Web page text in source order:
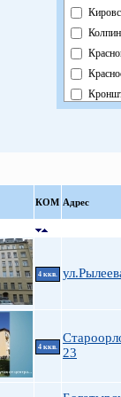
КOМ Адрес
4 ккв.
4 ккв.
23